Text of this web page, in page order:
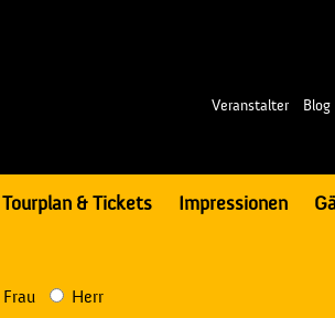
Veranstalter Blog
Tourplan & Tickets Impressionen
Frau Herr